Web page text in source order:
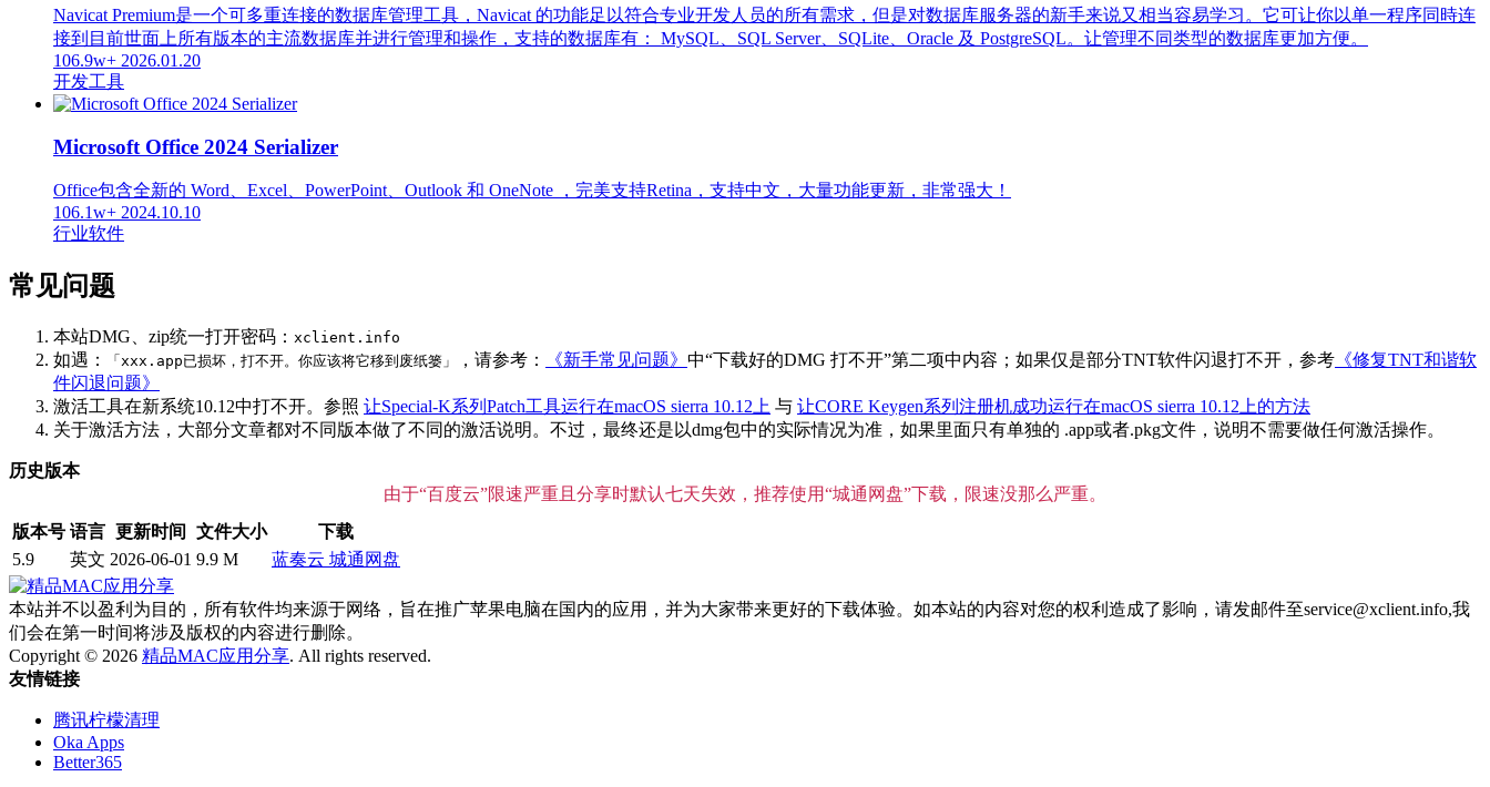
Navicat Premium是一个可多重连接的数据库管理工具，Navicat 的功能足以符合专业开发人员的所有需求，但是对数据库服务器的新手来说又相当容易学习。它可让你以单一程序同時连
接到目前世面上所有版本的主流数据库并进行管理和操作，支持的数据库有： MySQL、SQL Server、SQLite、Oracle 及 PostgreSQL。让管理不同类型的数据库更加方便。
106.9w+ 2026.01.20
开发工具
Microsoft Office 2024 Serializer
Office包含全新的 Word、Excel、PowerPoint、Outlook 和 OneNote ，完美支持Retina，支持中文，大量功能更新，非常强大！
106.1w+ 2024.10.10
行业软件
常见问题
本站DMG、zip统一打开密码： xclient.info
如遇： 「xxx.app已损坏，打不开。你应该将它移到废纸篓」 ，请参考： 《新手常见问题》 中“下载好的DMG 打不开”第二项中内容；如果仅是部分TNT软件闪退打不开，参考 《修复TNT和谐软
件闪退问题》
激活工具在新系统10.12中打不开。参照 让Special-K系列Patch工具运行在macOS sierra 10.12上 与 让CORE Keygen系列注册机成功运行在macOS sierra 10.12上的方法
关于激活方法，大部分文章都对不同版本做了不同的激活说明。不过，最终还是以dmg包中的实际情况为准，如果里面只有单独的 .app或者.pkg文件，说明不需要做任何激活操作。
历史版本
由于“百度云”限速严重且分享时默认七天失效，推荐使用“城通网盘”下载，限速没那么严重。
版本号 语言 更新时间 文件大小
下载
5.9
英文 2026-06-01 9.9 M 蓝奏云 城通网盘
本站并不以盈利为目的，所有软件均来源于网络，旨在推广苹果电脑在国内的应用，并为大家带来更好的下载体验。如本站的内容对您的权利造成了影响，请发邮件至service@xclient.info,我
们会在第一时间将涉及版权的内容进行删除。
Copyright © 2026 精品MAC应用分享. All rights reserved.
友情链接
腾讯柠檬清理
Oka Apps
Better365